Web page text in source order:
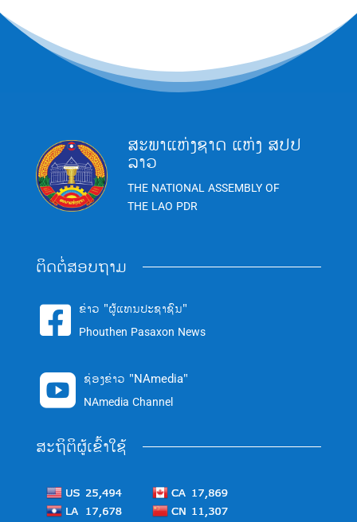
ສະພາແຫ່ງຊາດ ແຫ່ງ ສປປ
ລາວ
THE NATIONAL ASSEMBLY OF
THE LAO PDR
ຕິດຕໍ່ສອບຖາມ
 ຂ່າວ "ຜູ້ແທນປະຊາຊົນ"
Phouthen Pasaxon News
 ຊ່ອງຂ່າວ "NAmedia"
NAmedia Channel
ສະຖິຕິຜູ້ເຂົ້າໃຊ້